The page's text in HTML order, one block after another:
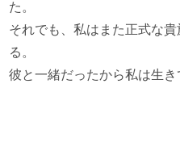
た。
それでも、私はまた正式な
る。
彼と一緒だったから私は生き